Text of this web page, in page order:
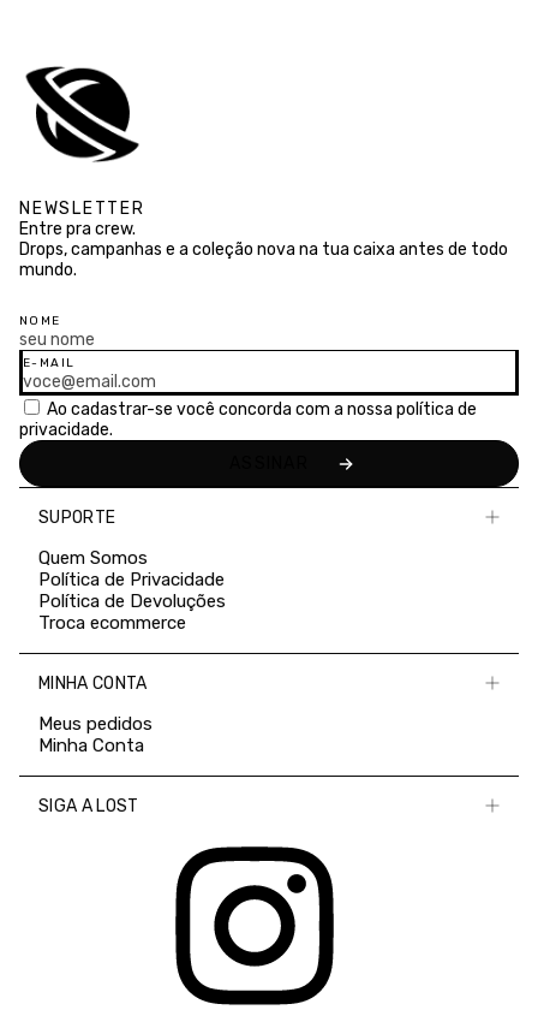
NEWSLETTER
Entre pra crew.
Drops, campanhas e a coleção nova na tua caixa antes de todo
mundo.
NOME
E-MAIL
Ao cadastrar-se você concorda com a nossa política de
privacidade.
SUPORTE
Quem Somos
Política de Privacidade
Política de Devoluções
Troca ecommerce
MINHA CONTA
Meus pedidos
Minha Conta
SIGA A LOST